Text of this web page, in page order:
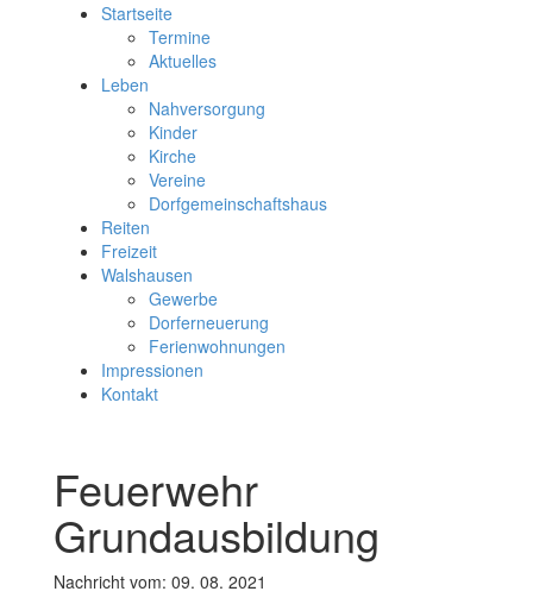
Startseite
Termine
Aktuelles
Leben
Nahversorgung
Kinder
Kirche
Vereine
Dorfgemeinschaftshaus
Reiten
Freizeit
Walshausen
Gewerbe
Dorferneuerung
Ferienwohnungen
Impressionen
Kontakt
Feuerwehr
Grundausbildung
Nachricht vom: 09. 08. 2021